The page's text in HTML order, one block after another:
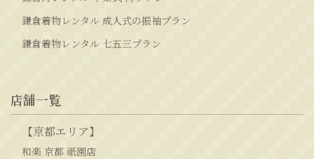
鎌倉着物レンタル 成人式の振袖プラン
鎌倉着物レンタル 七五三プラン
店舗一覧
【京都エリア】
和楽 京都 祇園店